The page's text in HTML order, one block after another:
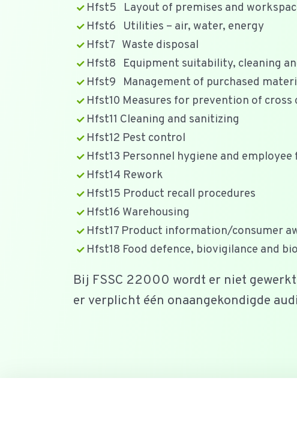
Hfst5 Layout of premises and
Hfst6 Utilities – air, water, energy
Hfst7 Waste disposal
Hfst8 Equipment suitability, cleaning
Hfst9 Management of purchased
Hfst10 Measures for prevention of
Hfst11 Cleaning and sanitizing
Hfst12 Pest control
Hfst13 Personnel hygiene and
Hfst14 Rework
Hfst15 Product recall procedures
Hfst16 Warehousing
Hfst17 Product information/consumer
Hfst18 Food defence, biovigilance and
Bij FSSC 22000 wordt er niet
er verplicht één onaangekondigde